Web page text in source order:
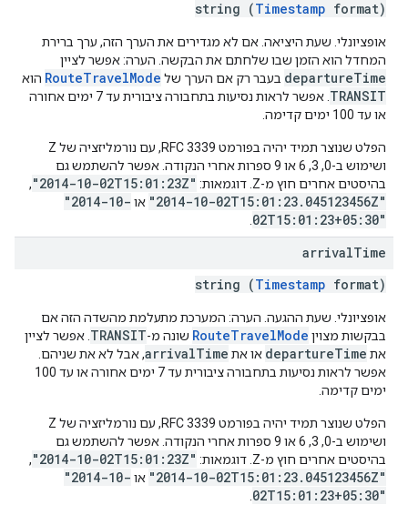
string (Timestamp format)
אופציונלי. שעת היציאה. אם לא מגדירים את הערך הזה, ערך ברירת
המחדל הוא הזמן שבו שלחתם את הבקשה. הערה: אפשר לציין
departureTime בעבר רק אם הערך של RouteTravelMode הוא
TRANSIT
. אפשר לראות נסיעות בתחבורה ציבורית עד 7 ימים אחורה
או עד 100 ימים קדימה.
הפלט שנוצר תמיד יהיה בפורמט RFC 3339, עם נורמליזציה של Z
ושימוש ב-0, 3, 6 או 9 ספרות אחרי הנקודה. אפשר להשתמש גם
בהיסטים אחרים חוץ מ-Z. דוגמאות:
"2014-10-02T15:01:23Z"
, ‏
"2014-10-02T15:01:23.045123456Z" או "2014-10-
02T15:01:23+05:30"
arrivalTime
string (Timestamp format)
אופציונלי. שעת ההגעה. הערה: המערכת מתעלמת מהשדה הזה אם
בבקשות מצוין RouteTravelMode שונה מ-TRANSIT . אפשר לציין
את departureTime או את arrivalTime, אבל לא את שניהם.
אפשר לראות נסיעות בתחבורה ציבורית עד 7 ימים אחורה או עד 100
ימים קדימה.
הפלט שנוצר תמיד יהיה בפורמט RFC 3339, עם נורמליזציה של Z
ושימוש ב-0, 3, 6 או 9 ספרות אחרי הנקודה. אפשר להשתמש גם
בהיסטים אחרים חוץ מ-Z. דוגמאות:
"2014-10-02T15:01:23Z"
, ‏
"2014-10-02T15:01:23.045123456Z" או "2014-10-
02T15:01:23+05:30"